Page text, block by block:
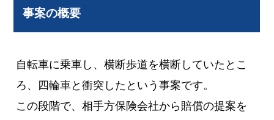
事案の概要
自転車に乗車し、横断歩道を横断していたとこ
ろ、四輪車と衝突したという事案です。
この段階で、相手方保険会社から賠償の提案を